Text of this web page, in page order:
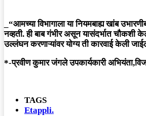
_“आमच्या विभागाला या नियमबाह्य खांब
नव्हती. ही बाब गंभीर असून यासंदर्भात चौकशी
उल्लंघन करणाऱ्यांवर योग्य ती कारवाई केली
*-प्रवीण कुमार जंगले उपकार्यकारी
TAGS
Etappli.